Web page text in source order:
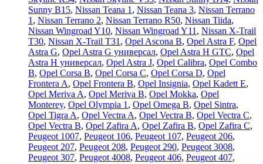
Sunny B15, Nissan Teana 1 , Nissan Teana 3, Nissan Terrano
1 , Nissan Terrano 2, Nissan Terrano R50, Nissan Tiida,
Nissan Wingroad Y10, Nissan Wingroad Y11 , Nissan X-Trail
T30, Nissan X-Trail T31 , Opel Ascona B, Opel Astra F, Opel
Astra G, Opel Astra G универсал, Opel Astra H GTC, Opel
Astra H универсал, Opel Astra J, Opel Calibra, Opel Combo
B, Opel Corsa B, Opel Corsa C, Opel Corsa D, Opel
Frontera A, Opel Frontera B, Opel Insignia, Opel Kadett E,
Opel Meriva A, Opel Meriva B, Opel Mokka, Opel
Monterey, Opel Olympia 1 , Opel Omega B, Opel Sintra,
Opel Tigra A, Opel Vectra A, Opel Vectra B, Opel Vectra C,
Opel Vectra В, Opel Zafira A, Opel Zafira B, Opel Zafira C,
Peugeot 1007, Peugeot 106, Peugeot 107, Peugeot 206,
Peugeot 207, Peugeot 208, Peugeot 290, Peugeot 3008,
Peugeot 307, Peugeot 4008, Peugeot 406, Peugeot 407,